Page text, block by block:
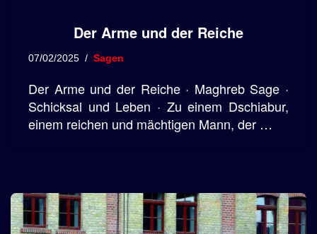
Der Arme und der Reiche
07/02/2025 Sagen
Der Arme und der Reiche · Maghreb Sage ·
Schicksal und Leben · Zu einem Dschiabur,
einem reichen und mächtigen Mann, der …